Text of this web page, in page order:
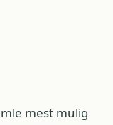
mest mulig